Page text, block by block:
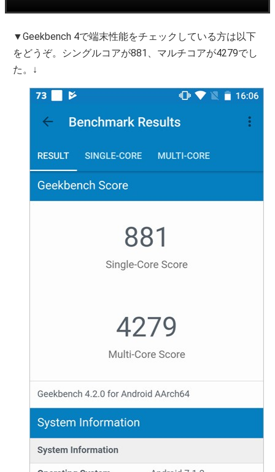
▼Geekbench 4で端末性能をチェックしている方は以下
をどうぞ。シングルコアが881、マルチコアが4279でし
た。↓